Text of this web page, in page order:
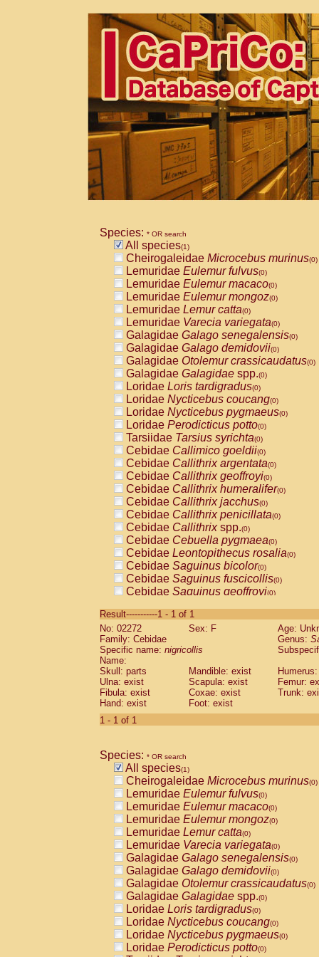
Species: * OR search
All species(1)
Cheirogaleidae Microcebus murinus(0)
Lemuridae Eulemur fulvus(0)
Lemuridae Eulemur macaco(0)
Lemuridae Eulemur mongoz(0)
Lemuridae Lemur catta(0)
Lemuridae Varecia variegata(0)
Galagidae Galago senegalensis(0)
Galagidae Galago demidovii(0)
Galagidae Otolemur crassicaudatus(0)
Galagidae Galagidae spp.(0)
Loridae Loris tardigradus(0)
Loridae Nycticebus coucang(0)
Loridae Nycticebus pygmaeus(0)
Loridae Perodicticus potto(0)
Tarsiidae Tarsius syrichta(0)
Cebidae Callimico goeldii(0)
Cebidae Callithrix argentata(0)
Cebidae Callithrix geoffroyi(0)
Cebidae Callithrix humeralifer(0)
Cebidae Callithrix jacchus(0)
Cebidae Callithrix penicillata(0)
Cebidae Callithrixspp.(0)
Cebidae Cebuella pygmaea(0)
Cebidae Leontopithecus rosalia(0)
Cebidae Saguinus bicolor(0)
Cebidae Saguinus fuscicollis(0)
Cebidae Saguinus geoffroyi(0)
CebidaeSaguinus labiatus(0)
Cebidae Saguinus leucopus (0)
Cebidae
CebidaeSaguinus mystax
Cebidae Saguinus nigricollis (1)
Cebidae Saguinus oedipus
Cebidae Saguinus weddelli
Cebidae Saguinusspp.
Cebidae
CebidaeCebus capucinus
CebidaeCebus nigrivittatus
CebidaeCebus spp.(0)
CebidaeSaimiri boliviensis(0)
CebidaeSaimiri sciureus(0)
AtelidaeAlouatta caraya(0)
AtelidaeAlouatta fusca(0)
AtelidaeAlouatta seniculus(0)
AtelidaeAlouattaspp.(0)
AtelidaeAteles belzebuth(0)
AtelidaeAteles geoffroyi(0)
AtelidaeAteles paniscus(0)
AtelidaeAtelesspp.(0)
AtelidaeLagothrix lagothricha(0)
AtelidaeLagothrix lagothricha cana
PitheciidaeCacajao calvus
Result-----------1 - 1 of 1
No: 02272
Sex: F
Age:
Family: Cebidae
Genus:
Specific name: nigricollis
Name:
Skull: parts
Mandible: exist
Ulna: exist
Scapula: exist
Femur:
Fibula: exist
Coxae: exist
Trunk:
Hand: exist
Foot: exist
1 - 1 of 1
Species: * OR search
All species(1)
Cheirogaleidae Microcebus murinus(0)
Lemuridae Eulemur fulvus(0)
Lemuridae Eulemur macaco(0)
Lemuridae Eulemur mongoz(0)
Lemuridae Lemur catta(0)
Lemuridae Varecia variegata(0)
Galagidae Galago senegalensis(0)
Galagidae Galago demidovii(0)
Galagidae Otolemur crassicaudatus(0)
Galagidae Galagidae spp.(0)
Loridae Loris tardigradus(0)
Loridae Nycticebus coucang(0)
Loridae Nycticebus pygmaeus(0)
Loridae Perodicticus potto(0)